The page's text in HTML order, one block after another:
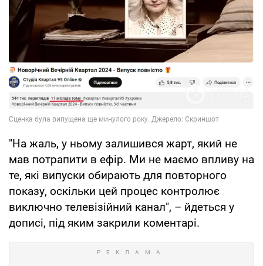
"На жаль, у ньому залишився жарт, який не
мав потрапити в ефір. Ми не маємо впливу на
те, які випуски обирають для повторного
показу, оскільки цей процес контролює
виключно телевізійний канал", – йдеться у
дописі, під яким закрили коментарі.